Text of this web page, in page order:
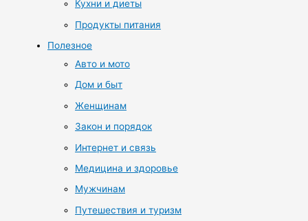
Кухни и диеты
Продукты питания
Полезное
Авто и мото
Дом и быт
Женщинам
Закон и порядок
Интернет и связь
Медицина и здоровье
Мужчинам
Путешествия и туризм